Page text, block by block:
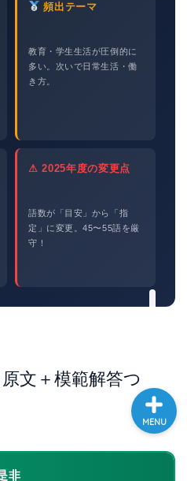
頻出テーマ
教育・学生生活が圧倒的に
多い。次いで日常生活・働
き方。
⚠ 2025年度の変更点
語数が「目安」から「指
定」に変更。45〜55語を厳
守！
文＋模範解答つ
非
MENU
学入試英語コラム
入試英語対策講座
素敵な英文フレー
ズ集